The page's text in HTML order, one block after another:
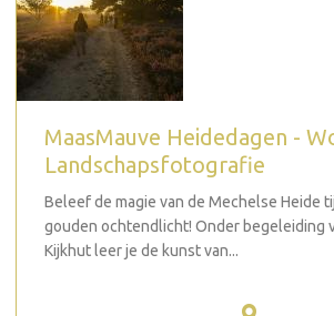
MaasMauve Heidedagen -
Landschapsfotografie
Beleef de magie van de Mechelse Heide
gouden ochtendlicht! Onder begeleiding
Kijkhut leer je de kunst van...